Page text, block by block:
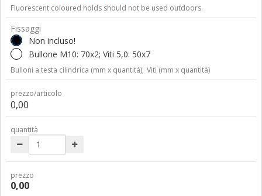
Fluorescent coloured holds should not be used outdoors.
Fissaggi
Non incluso!
Bullone M10: 70x2; Viti 5,0: 50x7
Bulloni a testa cilindrica (mm x quantità); Viti (mm x quantità)
prezzo/articolo
0,00
quantità
prezzo
0,00